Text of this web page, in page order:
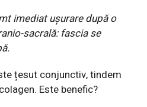
imediat ușurare după o
sacrală: fascia se
țesut conjunctiv, tindem
Este benefic?